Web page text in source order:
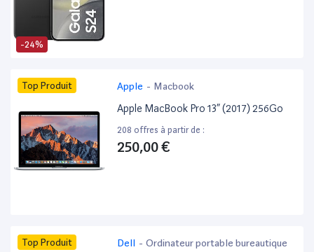
-24%
Top Produit Apple - Macbook
Apple MacBook Pro 13” (2017) 256Go
208 offres à partir de :
250,00 €
Top Produit Dell - Ordinateur portable bureautique